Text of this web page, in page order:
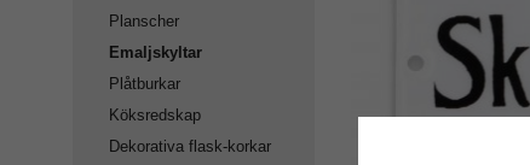
Planscher
Emaljskyltar
Plåtburkar
Köksredskap
Dekorativa flask-korkar